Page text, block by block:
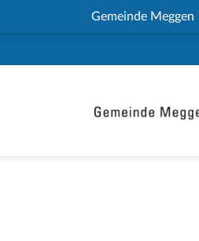
Gemeinde Meggen